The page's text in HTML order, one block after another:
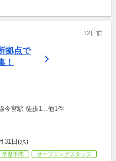
12日前
拠点で
！
今宮駅 徒歩1...他1件
31日(水)
学歴不問 オープニングスタッフ